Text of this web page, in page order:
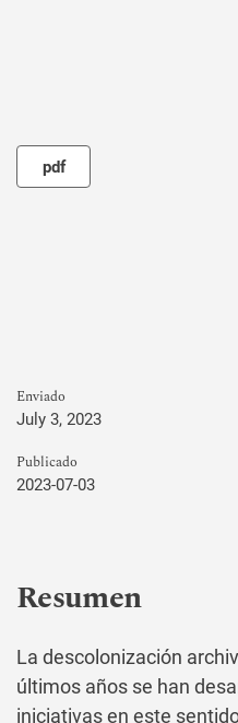
pdf
Enviado
July 3, 2023
Publicado
2023-07-03
Resumen
La descolonización
últimos años se han
iniciativas en este